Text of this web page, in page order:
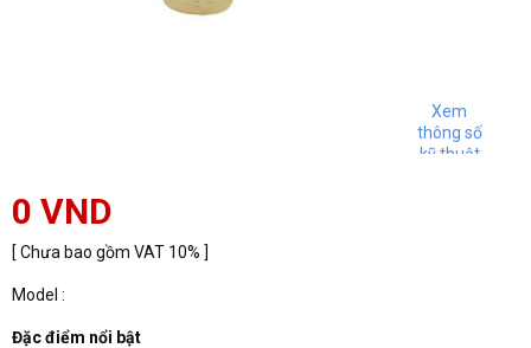
Xem
thông số
kỹ thuật
0 VND
[ Chưa bao gồm VAT 10% ]
Model :
Đặc điểm nổi bật